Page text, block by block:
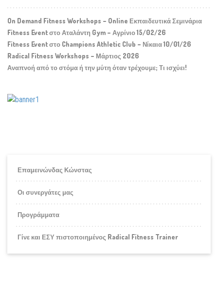
On Demand Fitness Workshops – Online Εκπαιδευτικά Σεμινάρια
Fitness Event στο Αταλάντη Gym – Αγρίνιο 15/02/26
Fitness Event στο Champions Athletic Club – Νίκαια 10/01/26
Radical Fitness Workshops – Μάρτιος 2026
Αναπνοή από το στόμα ή την μύτη όταν τρέχουμε; Τι ισχύει!
Επαμεινώνδας Κώνστας
Οι συνεργάτες μας
Προγράμματα
Γίνε και ΕΣΥ πιστοποιημένος Radical Fitness Trainer